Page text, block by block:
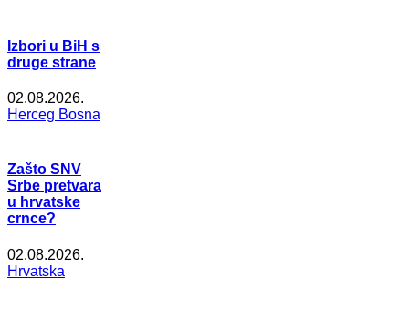
Izbori u BiH s
druge strane
02.08.2026.
Herceg Bosna
Zašto SNV
Srbe pretvara
u hrvatske
crnce?
02.08.2026.
Hrvatska